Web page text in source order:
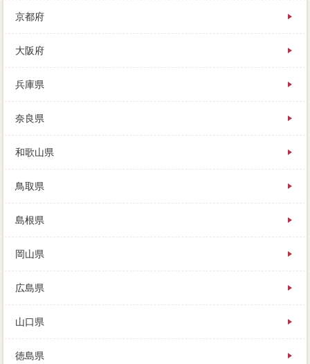
京都府
大阪府
兵庫県
奈良県
和歌山県
鳥取県
島根県
岡山県
広島県
山口県
徳島県